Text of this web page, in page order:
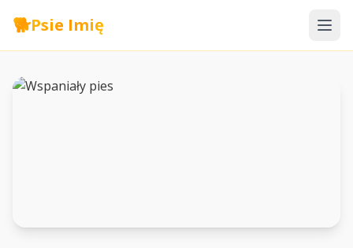
🐕Psie Imię